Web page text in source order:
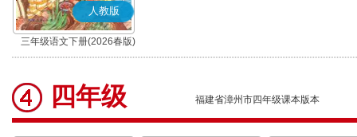
人教版
三年级语文下册(2026春版)
(部编版)
四年级 福建省漳州市四年级课本版本